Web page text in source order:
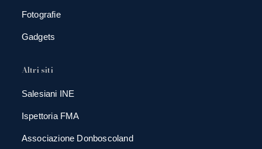
Fotografie
Gadgets
Altri siti
Salesiani INE
Ispettoria FMA
Associazione Donboscoland